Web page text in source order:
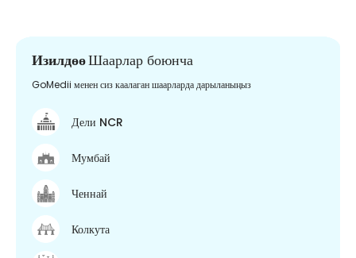
ИзилдөөШаарлар боюнча
GoMedii менен сиз каалаган шаарларда дарыланыңыз
Дели NCR
Мумбай
Ченнай
Колкута